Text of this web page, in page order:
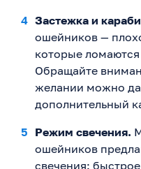
Застежка и
ошейников —
которые
Обращайте
желании можно
дополнительный
Режим свечения.
ошейников
свечения: